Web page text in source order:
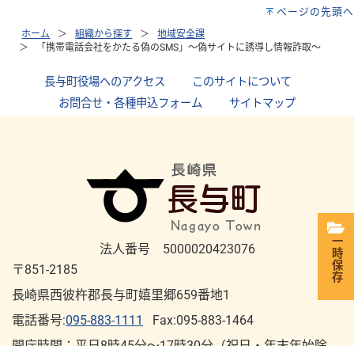
ページの先頭へ
ホーム 組織から探す
地域安全課
「携帯電話会社をかたる偽のSMS」～偽サイトに誘導し情報詐取～
長与町役場へのアクセス このサイトについて
お問合せ・各種申込フォーム
サイトマップ
法人番号 5000020423076
〒851-2185
長崎県西彼杵郡長与町嬉里郷659番地1
電話番号:095-883-1111
Fax:095-883-1464
一時保存